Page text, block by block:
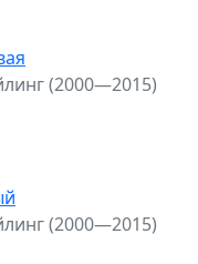
(2000—2015)
(2000—2015)